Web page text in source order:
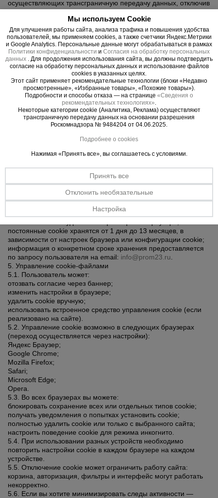
осуществляющих трансграничную передачу данных, отключив
категории «Аналитика» и «Реклама» в cookie-баннере.
4. Правовые основания и срок хранения
4.1. Использование cookie-файлов регулируется:
Федеральным законом от 27.07.2006 № 152-ФЗ «О
персональных данных» — при обработке данных, способных
идентифицировать пользователя;
международными нормативами, включая GDPR (ЕС,
Регламент 2016/679) и ePrivacy Directive — при
трансграничной передаче данных пользователей из ЕЭЗ или
обработки в интересах резидентов ЕС;
рекомендациями Роскомнадзора — в части уведомлений и
фиксации согласия пользователя на установку файлов cookie.
4.2. При первом входе на сайт пользователь получает
уведомление о применении cookie-файлов и может дать
обязательных cookie, необходимых для функционирования
нажатие кнопки «Принять» или «Согласен» в баннере cookie;
продолжение использования сайта после отображения
уведомления (если это предусмотрено локальным
законодательством);
4.4. Срок хранения cookie зависит от их типа:
постоянные cookie хранятся от 1 дня до 13 месяцев, в
зависимости от настроек браузера или конфигурации cookie;
информация о конкретном сроке хранения предоставляется
по запросу пользователя на email: info@prom23.ru
5. Управление cookie-файлами
5.1. Пользователь может:
отозвать согласие через баннер;
изменить настройки в браузере;
удалить cookie вручную;
использовать встроенное средство управления cookie (если
реализовано на сайте).
5.2. Управление cookie возможно в следующих браузерах
(переход осуществляется через настройки):
Яндекс Браузер;
Google Chrome;
Mozilla Firefox;
Safari;
Microsoft Edge;
Opera.
5.3. Во всех браузерах вы можете:
блокировать сохранение всех или отдельных типов cookie;
получать уведомления о попытках установить cookie;
полностью удалить cookie или только с выбранного сайта;
настроить поведение cookie для режима инкогнито.
5.4. При использовании разных устройств необходимо
повторить настройки cookie в каждом браузере на каждом
устройстве.
5.5. Отключение cookie может ограничить работу сайта:
корзина, авторизация, фильтры и интерфейс могут работать
некорректно.
5.6. Если вы хотите минимизировать следы активности —
Мы используем Cookie
Для улучшения работы сайта, анализа трафика и повышения удобства
пользователей, мы применяем cookies, а также счетчики Яндекс.Метрики
и Google Analytics. Персональные данные могут обрабатываться в рамках
Политики конфиденциальности и Согласия на обработку персональных
данных . Для продолжения использования сайта, вы должны подтвердить
согласие на обработку персональных данных и использование файлов
cookies в указанных целях.
Этот сайт применяет рекомендательные технологии (блоки «Недавно
просмотренные», «Избранные товары», «Похожие товары»).
Подробности и способы отказа — на странице «Сведения о
рекомендательных технологиях».
Некоторые категории cookie (Аналитика, Реклама) осуществляют
трансграничную передачу данных на основании разрешения
Роскомнадзора № 9484204 от 04.06.2025.
Подробнее о cookies
Нажимая «Принять все», вы соглашаетесь с условиями.
Принять все
Отклонить необязательные
Настройка